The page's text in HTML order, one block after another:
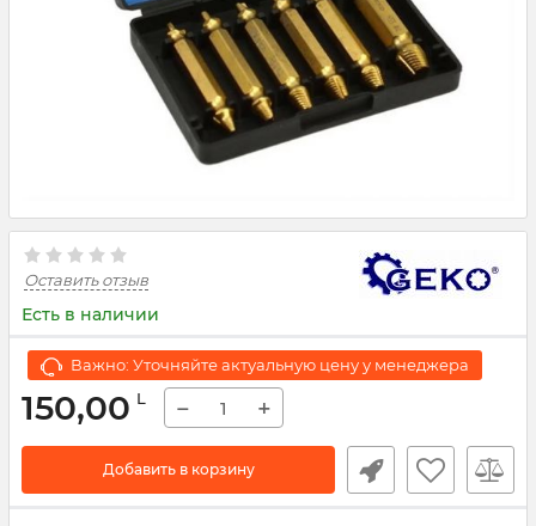
Оставить отзыв
Есть в наличии
Важно: Уточняйте актуальную цену у менеджера
150,00 L − +
Добавить в корзину